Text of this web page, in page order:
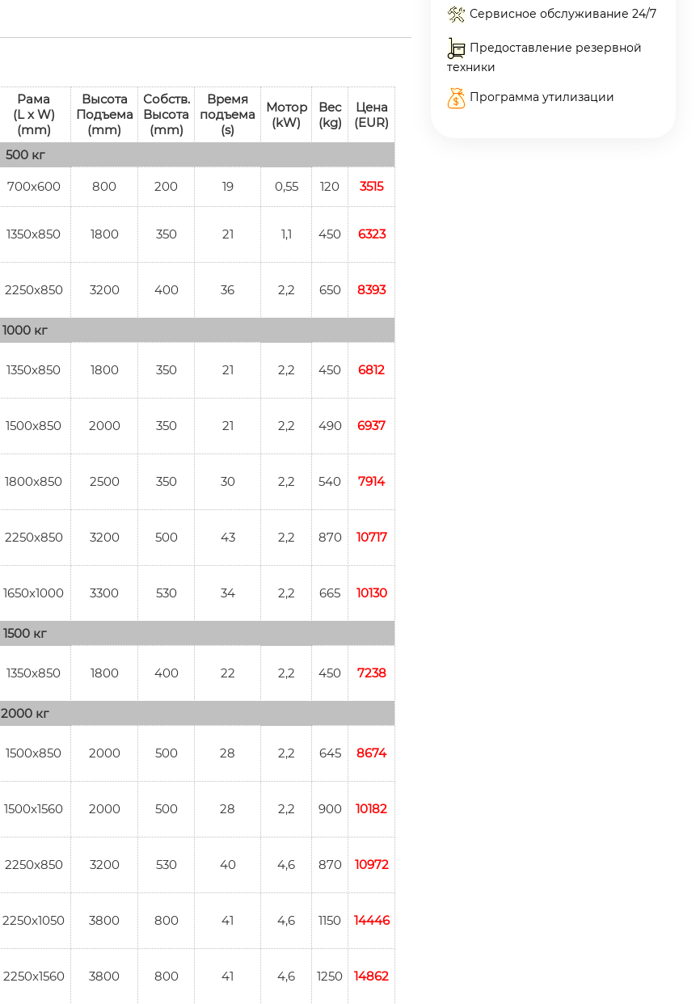
Рама
(L x W)
(mm)
Высота
Подъема
(mm)
Собств.
Высота
(mm)
Время
подъема
(s)
Мотор
(kW)
Вес
(kg)
Цена
(EUR)
500 кг
700x600 800 200 19 0,55 120 3515
1350x850 1800 350 21 1,1 450 6323
2250x850 3200 400 36 2,2 650 8393
1000 кг
1350x850 1800 350 21 2,2 450 6812
1500x850 2000 350 21 2,2 490 6937
1800x850 2500 350 30 2,2 540 7914
2250x850 3200 500 43 2,2 870 10717
1650x1000 3300 530 34 2,2 665 10130
1500 кг
1350x850 1800 400 22 2,2 450 7238
2000 кг
1500x850 2000 500 28 2,2 645 8674
1500x1560 2000 500 28 2,2 900 10182
2250x850 3200 530 40 4,6 870 10972
2250x1050 3800 800 41 4,6 1150 14446
2250x1560 3800 800 41 4,6 1250 14862
Сервисное обслуживание 24/7
Предоставление резервной
техники
Программа утилизации